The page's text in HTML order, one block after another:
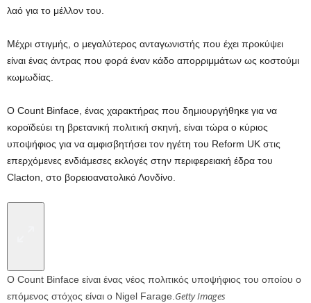
λαό για το μέλλον του.
Μέχρι στιγμής, ο μεγαλύτερος ανταγωνιστής που έχει προκύψει
είναι ένας άντρας που φορά έναν κάδο απορριμμάτων ως κοστούμι
κωμωδίας.
Ο Count Binface, ένας χαρακτήρας που δημιουργήθηκε για να
κοροϊδεύει τη βρετανική πολιτική σκηνή, είναι τώρα ο κύριος
υποψήφιος για να αμφισβητήσει τον ηγέτη του Reform UK στις
επερχόμενες ενδιάμεσες εκλογές στην περιφερειακή έδρα του
Clacton, στο βορειοανατολικό Λονδίνο.
Ο Count Binface είναι ένας νέος πολιτικός υποψήφιος του οποίου ο
επόμενος στόχος είναι ο Nigel Farage. Getty Images